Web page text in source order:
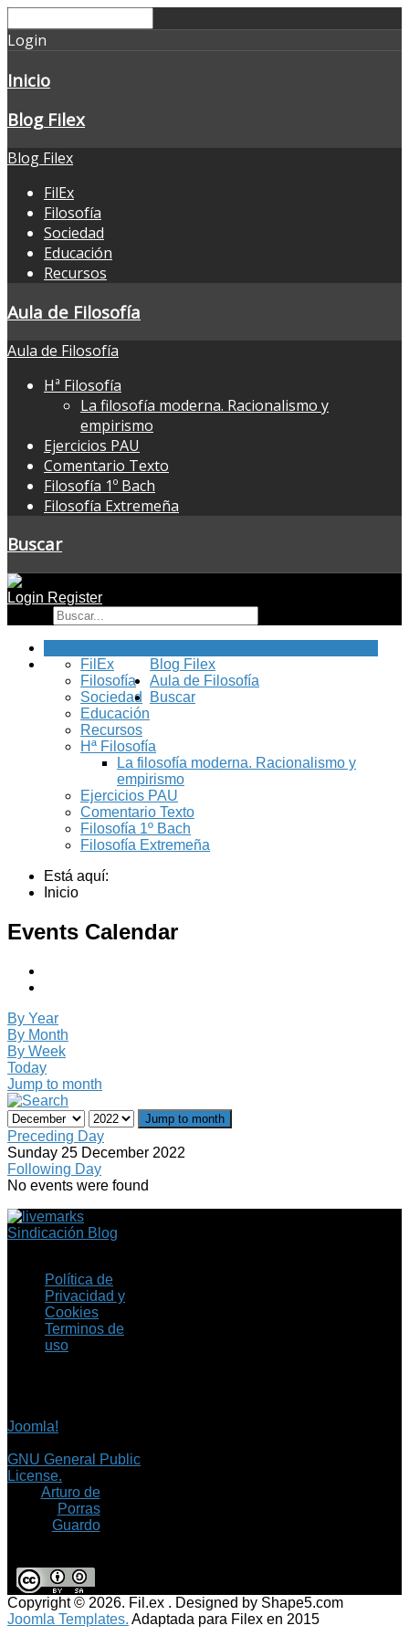
Login
Inicio
Blog Filex
Blog Filex
FilEx
Filosofía
Sociedad
Educación
Recursos
Aula de Filosofía
Aula de Filosofía
Hª Filosofía
La filosofía moderna. Racionalismo y
empirismo
Ejercicios PAU
Comentario Texto
Filosofía 1º Bach
Filosofía Extremeña
Buscar
Login Register
Blog Filex
FilEx
Filosofía
Sociedad
Educación
Recursos
Aula de Filosofía
Hª Filosofía
La filosofía moderna. Racionalismo y
empirismo
Ejercicios PAU
Comentario Texto
Filosofía 1º Bach
Filosofía Extremeña
Buscar
Está aquí:
Inicio
Events Calendar
By Year
By Month
By Week
Today
Jump to month
Jump to month
Preceding Day
Sunday 25 December 2022
Following Day
No events were found
Sindicación Blog
Política de
Privacidad y
Cookies
Terminos de
uso
Joomla!
GNU General Public
License.
Arturo de
Porras
Guardo
Copyright © 2026. Fil.ex . Designed by Shape5.com
Joomla Templates. Adaptada para Filex en 2015